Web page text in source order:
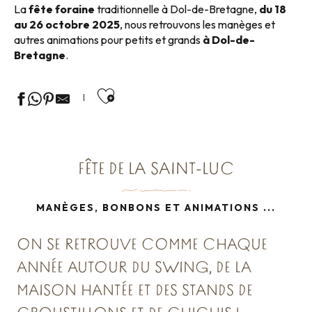
Lafête foraine traditionnelle à Dol-de-Bretagne, du 18
au 26 octobre 2025, nous retrouvons les manèges et
autres animations pour petits et grands à Dol-de-
Bretagne.
Ajouter aux favoris
FÊTE DE LA SAINT-LUC
MANÈGES, BONBONS ET ANIMATIONS ...
ON SE RETROUVE COMME CHAQUE
ANNÉE AUTOUR DU SWING, DE LA
MAISON HANTÉE ET DES STANDS DE